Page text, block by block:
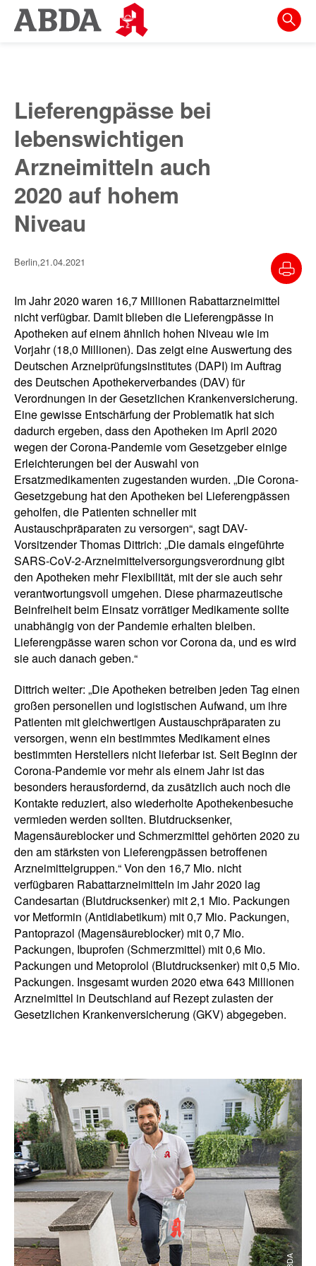
Springe
direkt
zur
Meta-
Navigation
Inhalt
zur
Lieferengpässe bei
lebenswichtigen
Arzneimitteln auch
2020 auf hohem
Niveau
Berlin,21.04.2021
Im Jahr 2020 waren 16,7 Millionen Rabattarzneimittel
nicht verfügbar. Damit blieben die Lieferengpässe in
Apotheken auf einem ähnlich hohen Niveau wie im
Vorjahr (18,0 Millionen). Das zeigt eine Auswertung des
Deutschen Arzneiprüfungsinstitutes (DAPI) im Auftrag
des Deutschen Apothekerverbandes (DAV) für
Verordnungen in der Gesetzlichen Krankenversicherung.
Eine gewisse Entschärfung der Problematik hat sich
dadurch ergeben, dass den Apotheken im April 2020
wegen der Corona-Pandemie vom Gesetzgeber einige
Erleichterungen bei der Auswahl von
Ersatzmedikamenten zugestanden wurden. „Die Corona-
Gesetzgebung hat den Apotheken bei Lieferengpässen
geholfen, die Patienten schneller mit
Austauschpräparaten zu versorgen“, sagt DAV-
Vorsitzender Thomas Dittrich: „Die damals eingeführte
SARS-CoV-2-Arzneimittelversorgungsverordnung gibt
den Apotheken mehr Flexibilität, mit der sie auch sehr
verantwortungsvoll umgehen. Diese pharmazeutische
Beinfreiheit beim Einsatz vorrätiger Medikamente sollte
unabhängig von der Pandemie erhalten bleiben.
Lieferengpässe waren schon vor Corona da, und es wird
sie auch danach geben.“
Dittrich weiter: „Die Apotheken betreiben jeden Tag einen
großen personellen und logistischen Aufwand, um ihre
Patienten mit gleichwertigen Austauschpräparaten zu
versorgen, wenn ein bestimmtes Medikament eines
bestimmten Herstellers nicht lieferbar ist. Seit Beginn der
Corona-Pandemie vor mehr als einem Jahr ist das
besonders herausfordernd, da zusätzlich auch noch die
Kontakte reduziert, also wiederholte Apothekenbesuche
vermieden werden sollten. Blutdrucksenker,
Magensäureblocker und Schmerzmittel gehörten 2020 zu
den am stärksten von Lieferengpässen betroffenen
Arzneimittelgruppen.“ Von den 16,7 Mio. nicht
verfügbaren Rabattarzneimitteln im Jahr 2020 lag
Candesartan (Blutdrucksenker) mit 2,1 Mio. Packungen
vor Metformin (Antidiabetikum) mit 0,7 Mio. Packungen,
Pantoprazol (Magensäureblocker) mit 0,7 Mio.
Packungen, Ibuprofen (Schmerzmittel) mit 0,6 Mio.
Packungen und Metoprolol (Blutdrucksenker) mit 0,5 Mio.
Packungen. Insgesamt wurden 2020 etwa 643 Millionen
Arzneimittel in Deutschland auf Rezept zulasten der
Gesetzlichen Krankenversicherung (GKV) abgegeben.